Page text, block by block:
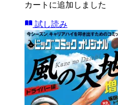
カートに追加しました
試し読み